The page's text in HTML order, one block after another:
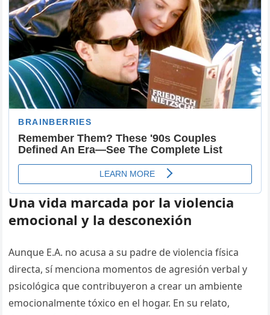
Una vida marcada por la violencia
emocional y la desconexión
Aunque E.A. no acusa a su padre de violencia física
directa, sí menciona momentos de agresión verbal y
psicológica que contribuyeron a crear un ambiente
emocionalmente tóxico en el hogar. En su relato,